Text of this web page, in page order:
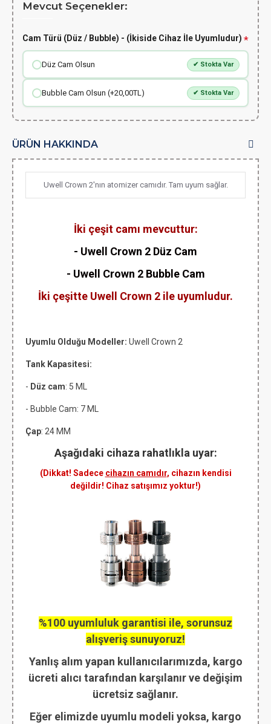
Mevcut Seçenekler:
Cam Türü (Düz / Bubble) - (İkiside Cihaz İle Uyumludur)
Düz Cam Olsun ✔ Stokta Var
Bubble Cam Olsun (+20,00TL) ✔ Stokta Var
ÜRÜN HAKKINDA
Uwell Crown 2'nın atomizer camıdır. Tam uyum sağlar.
İki çeşit camı mevcuttur:
- Uwell Crown 2 Düz Cam
- Uwell Crown 2 Bubble Cam
İki çeşitte Uwell Crown 2 ile uyumludur.
Uyumlu Olduğu Modeller: Uwell Crown 2
Tank Kapasitesi:
- Düz cam: 5 ML
- Bubble Cam: 7 ML
Çap: 24 MM
Aşağıdaki cihaza rahatlıkla uyar:
(Dikkat! Sadece cihazın camıdır, cihazın kendisi
değildir! Cihaz satışımız yoktur!)
%100 uyumluluk garantisi ile, sorunsuz
alışveriş sunuyoruz!
Yanlış alım yapan kullanıcılarımızda, kargo
ücreti alıcı tarafından karşılanır ve değişim
ücretsiz sağlanır.
Eğer elimizde uyumlu modeli yoksa, kargo